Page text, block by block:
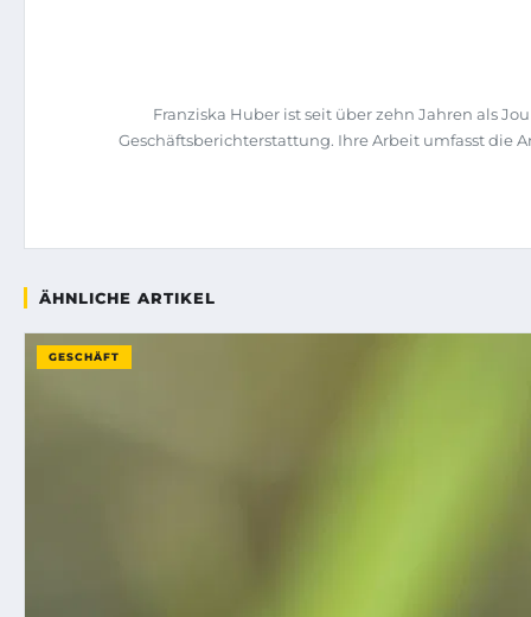
Franziska Huber ist seit über zehn Jahren als
Geschäftsberichterstattung. Ihre Arbeit umfasst
ÄHNLICHE ARTIKEL
GESCHÄFT